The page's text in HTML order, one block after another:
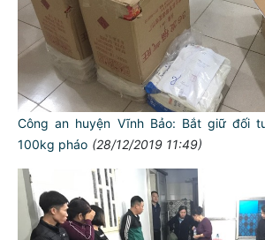
Công an huyện Vĩnh Bảo: Bắt giữ đối
100kg pháo (28/12/2019 11:49)